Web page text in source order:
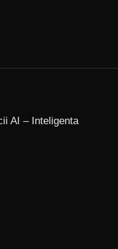
AI – Inteligenta